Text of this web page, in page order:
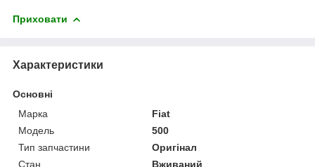
Приховати
Характеристики
Основні
Марка
Fiat
Модель
500
Тип запчастини
Оригінал
Стан
Вживаний